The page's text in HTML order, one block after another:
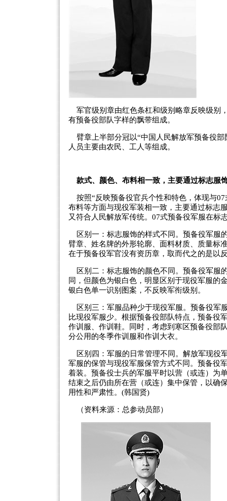
军官级别章由红色条杠和级别略章反映级别
有预备役部队字样的飘带组成。
臂章上半部分冠以“中国人民解放军预备役
人员主要由农民、工人等组成。
款式、颜色、布料相一致，主要通过标志服
按照“反映预备役官兵个性和特色，体现与
布料等方面与现役军装相一致，主要通过标志
又符合人民解放军传统。07式预备役军服在标
区别一：标志服饰的样式不同。预备役军服
臂章、姓名牌的外形轮廓、面料材质、质量标
在于预备役军官没有资历章，取而代之的是以
区别二：标志服饰的颜色不同。预备役军服
同，但颜色为银白色，明显区别于现役军服的
银白色单一识别图案，不反映军衔级别。
区别三：军服品种少于现役军服。预备役军
比现役军服少。根据预备役部队特点，预备役
作训服、作训鞋。同时，考虑到寒区预备役部
分公用的冬季作训服和作训大衣。
区别四：军服的日常管理不同。解放军现役
军服的保管与现役军服保管方式不同。预备役
着装。预备役士兵的军服平时以营（或连）为
结束之后仍由所在营（或连）集中保管，以确
用性和严肃性。(韩国贤)
（资料来源：总参动员部）